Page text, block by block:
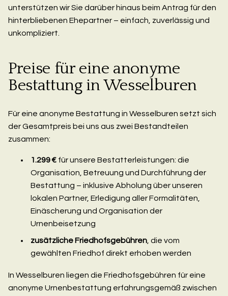
unterstützen wir Sie darüber hinaus beim Antrag für den
hinterbliebenen Ehepartner – einfach, zuverlässig und
unkompliziert.
Preise für eine anonyme
Bestattung in Wesselburen
Für eine anonyme Bestattung in Wesselburen setzt sich
der Gesamtpreis bei uns aus zwei Bestandteilen
zusammen:
1.299 € für unsere Bestatterleistungen: die
Organisation, Betreuung und Durchführung der
Bestattung – inklusive Abholung über unseren
lokalen Partner, Erledigung aller Formalitäten,
Einäscherung und Organisation der
Urnenbeisetzung
zusätzliche Friedhofsgebühren , die vom
gewählten Friedhof direkt erhoben werden
In Wesselburen liegen die Friedhofsgebühren für eine
anonyme Urnenbestattung erfahrungsgemäß zwischen